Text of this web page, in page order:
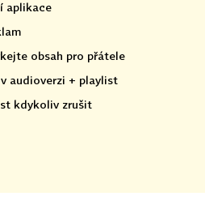
aplikace
obsah pro přátele
v audioverzi + playlist
kdykoliv zrušit